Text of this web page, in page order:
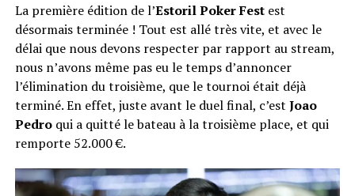
La première édition de l’Estoril Poker Festest
désormais terminée ! Tout est allé très vite, et avec le
délai que nous devons respecter par rapport au stream,
nous n’avons même pas eu le temps d’annoncer
l’élimination du troisième, que le tournoi était déjà
terminé. En effet, juste avant le duel final, c’est Joao
Pedroqui a quitté le bateau à la troisième place, et qui
remporte 52.000 €.